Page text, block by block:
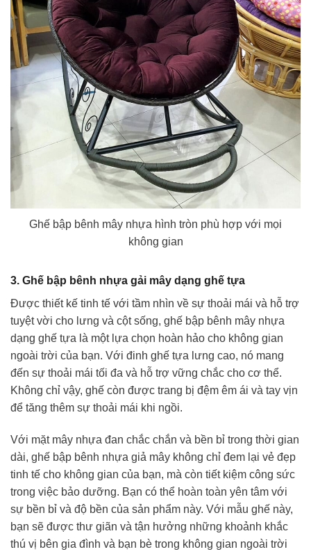
Ghế bập bênh mây nhựa hình tròn phù hợp với mọi
không gian
3. Ghế bập bênh nhựa gải mây dạng ghế tựa
Được thiết kế tinh tế với tầm nhìn về sự thoải mái và hỗ trợ
tuyệt vời cho lưng và cột sống, ghế bập bênh mây nhựa
dạng ghế tựa là một lựa chọn hoàn hảo cho không gian
ngoài trời của bạn. Với đinh ghế tựa lưng cao, nó mang
đến sự thoải mái tối đa và hỗ trợ vững chắc cho cơ thể.
Không chỉ vậy, ghế còn được trang bị đệm êm ái và tay vịn
để tăng thêm sự thoải mái khi ngồi.
Với mặt mây nhựa đan chắc chắn và bền bỉ trong thời gian
dài, ghế bập bênh nhựa giả mây không chỉ đem lại vẻ đẹp
tinh tế cho không gian của bạn, mà còn tiết kiệm công sức
trong việc bảo dưỡng. Bạn có thể hoàn toàn yên tâm với
sự bền bỉ và độ bền của sản phẩm này. Với mẫu ghế này,
bạn sẽ được thư giãn và tận hưởng những khoảnh khắc
thú vị bên gia đình và bạn bè trong không gian ngoài trời